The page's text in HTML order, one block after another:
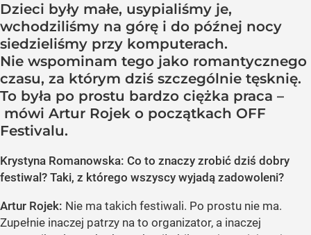
Dzieci były małe, usypialiśmy je,
wchodziliśmy na górę i do późnej nocy
siedzieliśmy przy komputerach.
Nie wspominam tego jako romantycznego
czasu, za którym dziś szczególnie tęsknię.
To była po prostu bardzo ciężka praca –
mówi Artur Rojek o początkach OFF
Festivalu.
Krystyna Romanowska: Co to znaczy zrobić dziś dobry
festiwal? Taki, z którego wszyscy wyjadą zadowoleni?
Artur Rojek: Nie ma takich festiwali. Po prostu nie ma.
Zupełnie inaczej patrzy na to organizator, a inaczej